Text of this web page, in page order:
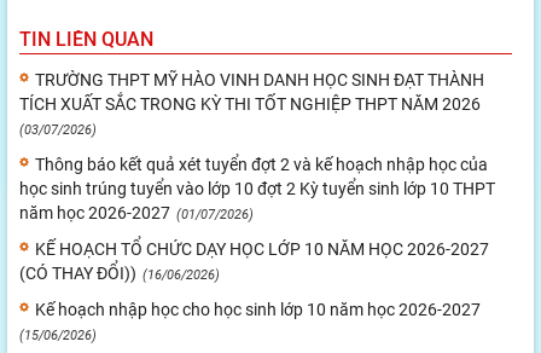
TIN LIÊN QUAN
TRƯỜNG THPT MỸ HÀO VINH DANH HỌC SINH ĐẠT THÀNH
TÍCH XUẤT SẮC TRONG KỲ THI TỐT NGHIỆP THPT NĂM 2026
(03/07/2026)
Thông báo kết quả xét tuyển đợt 2 và kế hoạch nhập học của
học sinh trúng tuyển vào lớp 10 đợt 2 Kỳ tuyển sinh lớp 10 THPT
năm học 2026-2027 (01/07/2026)
KẾ HOẠCH TỔ CHỨC DẠY HỌC LỚP 10 NĂM HỌC 2026-2027
(CÓ THAY ĐỔI)) (16/06/2026)
Kế hoạch nhập học cho học sinh lớp 10 năm học 2026-2027
(15/06/2026)